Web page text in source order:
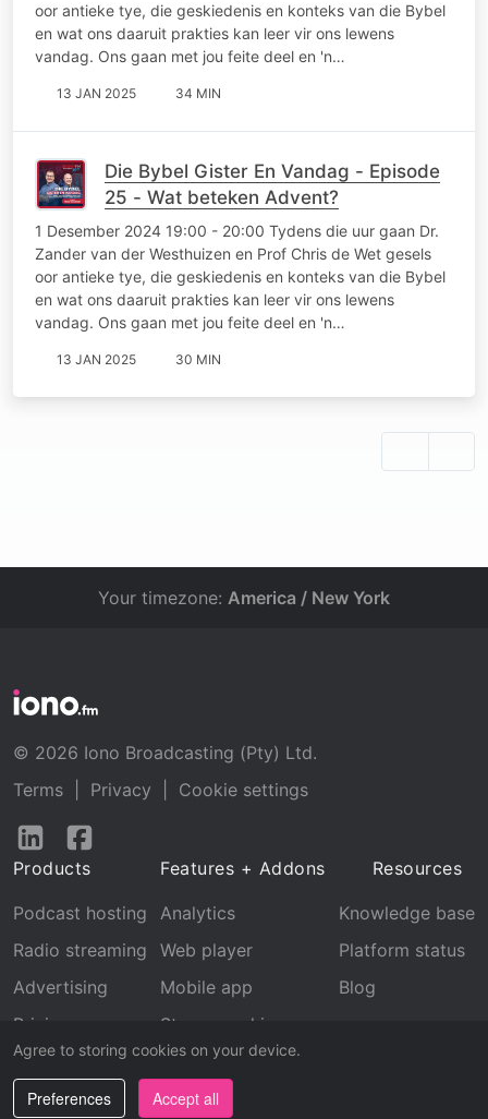
oor antieke tye, die geskiedenis en konteks van die Bybel
en wat ons daaruit prakties kan leer vir ons lewens
vandag. Ons gaan met jou feite deel en 'n…
13 JAN 2025 34 MIN
Die Bybel Gister En Vandag - Episode
25 - Wat beteken Advent?
1 Desember 2024 19:00 - 20:00 Tydens die uur gaan Dr.
Zander van der Westhuizen en Prof Chris de Wet gesels
oor antieke tye, die geskiedenis en konteks van die Bybel
en wat ons daaruit prakties kan leer vir ons lewens
vandag. Ons gaan met jou feite deel en 'n…
13 JAN 2025 30 MIN
Agree to storing cookies on your device.
Preferences Accept all
Your timezone: America / New York
© 2026 Iono Broadcasting (Pty) Ltd.
Terms
Privacy
Cookie settings
Follow
LinkedInFacebook
Products
Podcast hosting
Radio streaming
Advertising
Pricing
Features + Addons
Analytics
Web player
Mobile app
Stream archive
Recognition
Resources
Knowledge base
Platform status
Blog